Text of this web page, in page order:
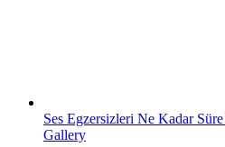
Ses Egzersizleri Ne Kadar Süre
Gallery